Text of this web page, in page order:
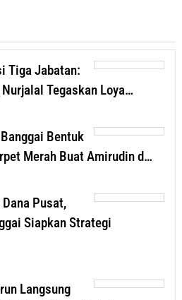
Tiga Jabatan:
Tegaskan Loya…
Bentuk
Merah Buat Amirudin d…
Pusat,
Siapkan Strategi
Langsung